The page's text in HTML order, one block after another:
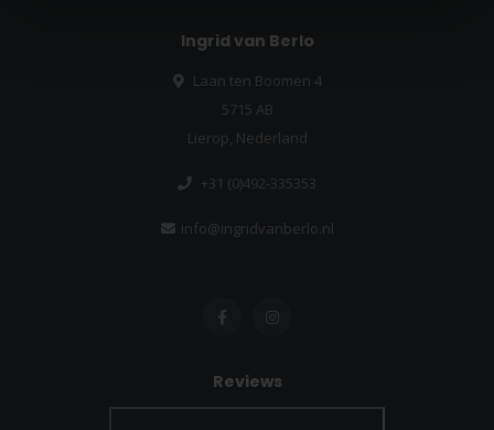
Ingrid van Berlo
Laan ten Boomen 4
5715 AB
Lierop, Nederland
+31 (0)492-335353
info@ingridvanberlo.nl
Reviews